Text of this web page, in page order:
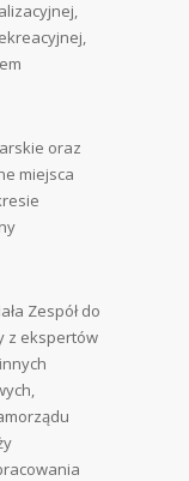
oraz
miejsca
Zespół do
z ekspertów